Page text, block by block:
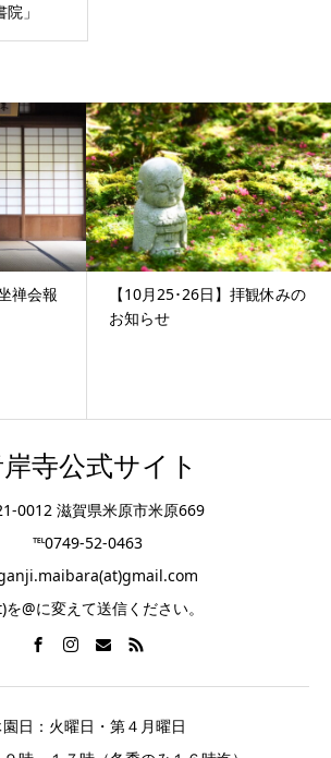
」
禅会報
【10月25･26日】拝観休みの
お知らせ
寺公式サイト
0012 滋賀県米原市米原669
℡0749-52-0463
@に変えて送信ください。
日：火曜日・第４月曜日